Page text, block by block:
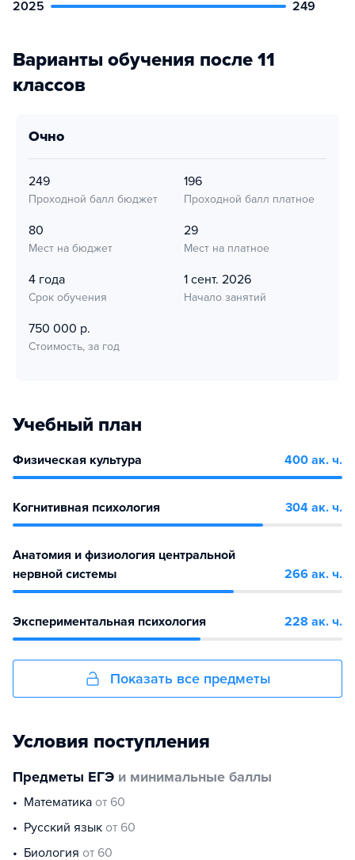
2025
249
Варианты обучения после 11
классов
очно
249
Проходной балл бюджет
196
Проходной балл платное
80
Мест на бюджет
29
Мест на платное
4 года
Срок обучения
1 сент. 2026
Начало занятий
750 000 р.
Стоимость, за год
Учебный план
Физическая культура 400 ак. ч.
Когнитивная психология 304 ак. ч.
Анатомия и физиология центральной
нервной системы
266 ак. ч.
Экспериментальная психология 228 ак. ч.
Показать все предметы
Условия поступления
Предметы ЕГЭ и минимальные баллы
математика от 60
русский язык от 60
биология от 60